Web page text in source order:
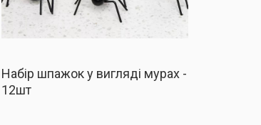
Набір шпажок у вигляді мурах -
12шт